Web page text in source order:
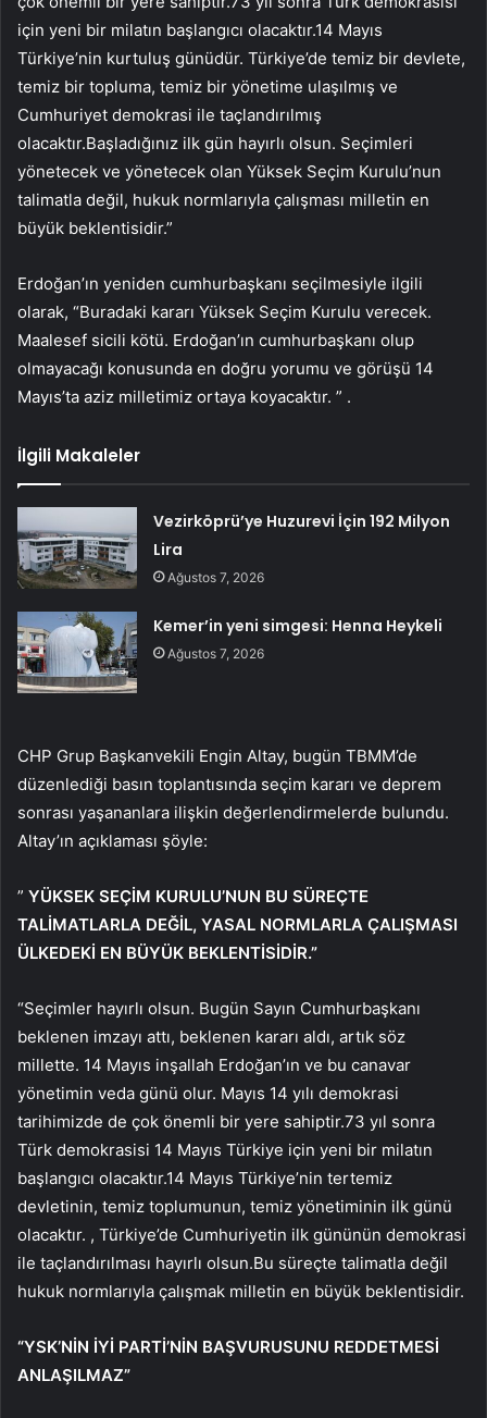
için yeni bir milatın başlangıcı olacaktır.14 Mayıs
Türkiye’nin kurtuluş günüdür. Türkiye’de temiz bir devlete,
temiz bir topluma, temiz bir yönetime ulaşılmış ve
Cumhuriyet demokrasi ile taçlandırılmış
olacaktır.Başladığınız ilk gün hayırlı olsun. Seçimleri
yönetecek ve yönetecek olan Yüksek Seçim Kurulu’nun
talimatla değil, hukuk normlarıyla çalışması milletin en
büyük beklentisidir.”
Erdoğan’ın yeniden cumhurbaşkanı seçilmesiyle ilgili
olarak, “Buradaki kararı Yüksek Seçim Kurulu verecek.
Maalesef sicili kötü. Erdoğan’ın cumhurbaşkanı olup
olmayacağı konusunda en doğru yorumu ve görüşü 14
Mayıs’ta aziz milletimiz ortaya koyacaktır. ” .
İlgili Makaleler
Vezirköprü’ye Huzurevi İçin 192 Milyon
Lira
Ağustos 7, 2026
Kemer’in yeni simgesi: Henna Heykeli
Ağustos 7, 2026
CHP Grup Başkanvekili Engin Altay, bugün TBMM’de
düzenlediği basın toplantısında seçim kararı ve deprem
sonrası yaşananlara ilişkin değerlendirmelerde bulundu.
Altay’ın açıklaması şöyle:
” YÜKSEK SEÇİM KURULU’NUN BU SÜREÇTE
TALİMATLARLA DEĞİL, YASAL NORMLARLA ÇALIŞMASI
ÜLKEDEKİ EN BÜYÜK BEKLENTİSİDİR.”
“Seçimler hayırlı olsun. Bugün Sayın Cumhurbaşkanı
beklenen imzayı attı, beklenen kararı aldı, artık söz
millette. 14 Mayıs inşallah Erdoğan’ın ve bu canavar
yönetimin veda günü olur. Mayıs 14 yılı demokrasi
tarihimizde de çok önemli bir yere sahiptir.73 yıl sonra
Türk demokrasisi 14 Mayıs Türkiye için yeni bir milatın
başlangıcı olacaktır.14 Mayıs Türkiye’nin tertemiz
devletinin, temiz toplumunun, temiz yönetiminin ilk günü
olacaktır. , Türkiye’de Cumhuriyetin ilk gününün demokrasi
ile taçlandırılması hayırlı olsun.Bu süreçte talimatla değil
hukuk normlarıyla çalışmak milletin en büyük beklentisidir.
“YSK’NİN İYİ PARTİ’NİN BAŞVURUSUNU REDDETMESİ
ANLAŞILMAZ”